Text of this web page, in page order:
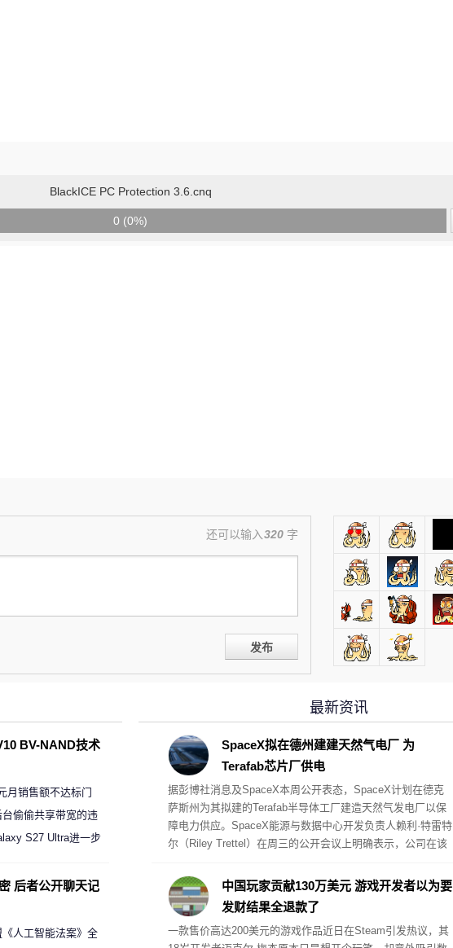
BlackICE PC Protection 3.6.cnq
0 (0%)
还可以输入320 字
发布
最新资讯
SpaceX拟在德州建建天然气电厂 为
Terafab芯片厂供电
据彭博社消息及SpaceX本周公开表态，SpaceX计划在德克
萨斯州为其拟建的Terafab半导体工厂建造天然气发电厂以保
障电力供应。SpaceX能源与数据中心开发负责人赖利·特雷特
尔（Riley Trettel）在周三的公开会议上明确表示，公司在该
阵列。
中国玩家贡献130万美元 游戏开发者以为要
发财结果全退款了
一款售价高达200美元的游戏作品近日在Steam引发热议，其
BV-NAND技术
月销售额不达标门
偷偷共享带宽的违
S27 Ultra进一步
后者公开聊天记
人工智能法案》全